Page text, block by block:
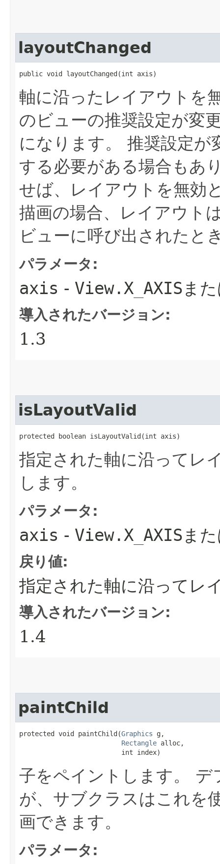
layoutChanged
public void layoutChanged​(int axis)
軸に沿ったレイアウトを
のビューの推奨設定が変
になります。
推奨設定が
する必要がある場合もあ
せば、レイアウトを無効
描画の場合、レイアウト
ビューに呼び出されたと
パラメータ:
axis - View.X_AXISま
導入されたバージョン:
1.3
isLayoutValid
protected boolean isLayoutValid​(int axis)
指定された軸に沿ってレ
します。
パラメータ:
axis - View.X_AXISま
戻り値:
指定された軸に沿ってレ
導入されたバージョン:
1.4
paintChild
protected void paintChild​(Graphics g,
Rectangle alloc,
                          int index)
子をペイントします。
デ
が、サブクラスはこれを
画できます。
パラメータ: